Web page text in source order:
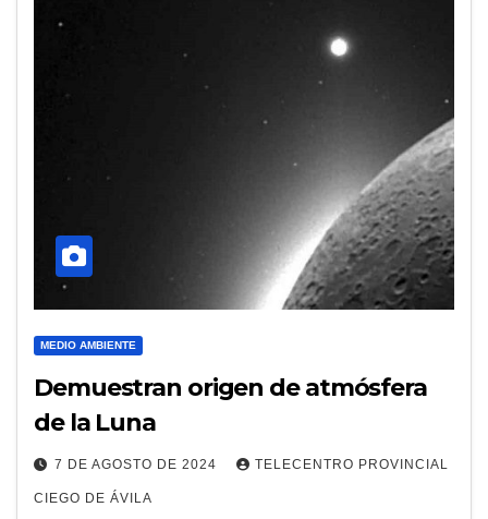
MEDIO AMBIENTE
Demuestran origen de atmósfera
de la Luna
7 DE AGOSTO DE 2024 TELECENTRO PROVINCIAL
CIEGO DE ÁVILA